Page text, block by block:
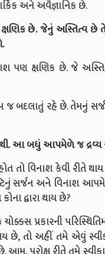
અને અવૈજ્ઞાનિક છે.
છે. જેનું અસ્તિત્વ છે
પણ ક્ષણિક છે. જે
રૂપ જ બદલાતું રહે છે. તેમનું
નથી. આ બધું આપમેળે જ
તો વિનાશ કેવી રીતે
સર્જન અને વિનાશ
દ્વારા થાય છે?
પ્રકારની
છે, તો અહીં તમે એવું